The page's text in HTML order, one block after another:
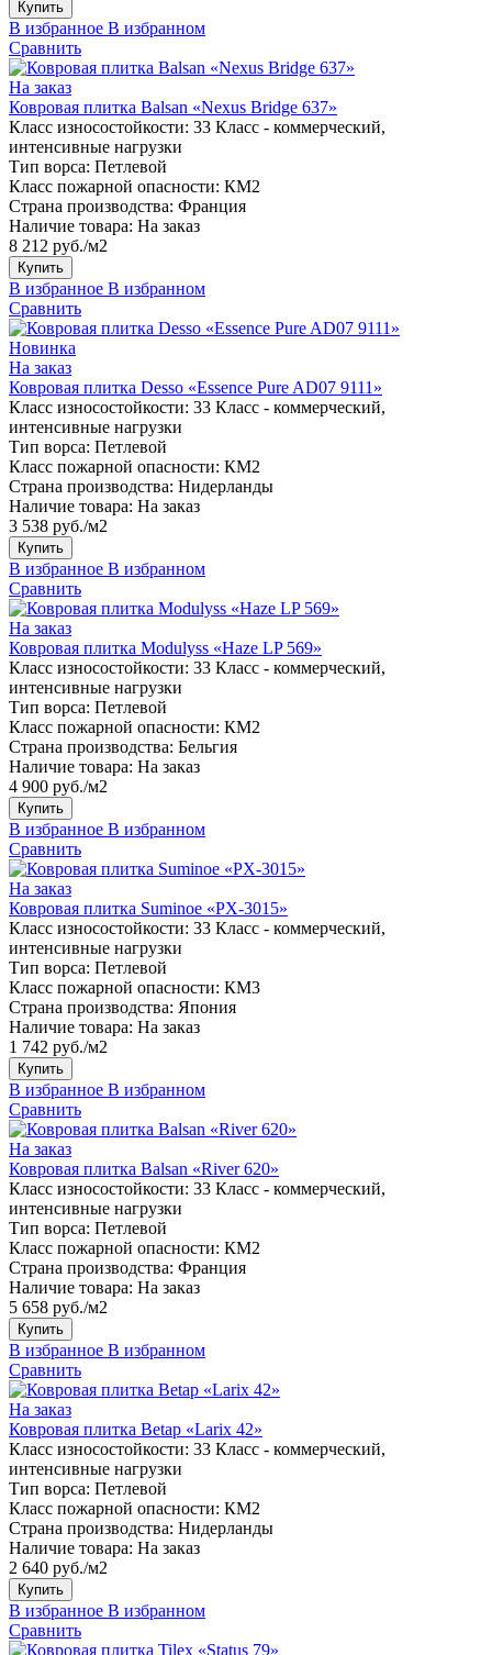
Купить
В избранное В избранном
Сравнить
На заказ
Ковровая плитка Balsan «Nexus Bridge 637»
Класс износостойкости: 33 Класс - коммерческий,
интенсивные нагрузки
Тип ворса: Петлевой
Класс пожарной опасности: КМ2
Страна производства: Франция
Наличие товара: На заказ
8 212 руб./м2
Купить
В избранное В избранном
Сравнить
Новинка
На заказ
Ковровая плитка Desso «Essence Pure AD07 9111»
Класс износостойкости: 33 Класс - коммерческий,
интенсивные нагрузки
Тип ворса: Петлевой
Класс пожарной опасности: КМ2
Страна производства: Нидерланды
Наличие товара: На заказ
3 538 руб./м2
Купить
В избранное В избранном
Сравнить
На заказ
Ковровая плитка Modulyss «Haze LP 569»
Класс износостойкости: 33 Класс - коммерческий,
интенсивные нагрузки
Тип ворса: Петлевой
Класс пожарной опасности: КМ2
Страна производства: Бельгия
Наличие товара: На заказ
4 900 руб./м2
Купить
В избранное В избранном
Сравнить
На заказ
Ковровая плитка Suminoe «PX-3015»
Класс износостойкости: 33 Класс - коммерческий,
интенсивные нагрузки
Тип ворса: Петлевой
Класс пожарной опасности: КМ3
Страна производства: Япония
Наличие товара: На заказ
1 742 руб./м2
Купить
В избранное В избранном
Сравнить
На заказ
Ковровая плитка Balsan «River 620»
Класс износостойкости: 33 Класс - коммерческий,
интенсивные нагрузки
Тип ворса: Петлевой
Класс пожарной опасности: КМ2
Страна производства: Франция
Наличие товара: На заказ
5 658 руб./м2
Купить
В избранное В избранном
Сравнить
На заказ
Ковровая плитка Betap «Larix 42»
Класс износостойкости: 33 Класс - коммерческий,
интенсивные нагрузки
Тип ворса: Петлевой
Класс пожарной опасности: КМ2
Страна производства: Нидерланды
Наличие товара: На заказ
2 640 руб./м2
Купить
В избранное В избранном
Сравнить